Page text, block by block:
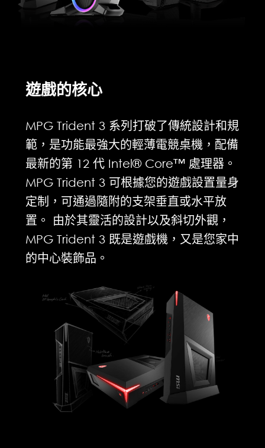
遊戲的核心
MPG Trident 3 系列打破了傳統設計和規
範，是功能最強大的輕薄電競桌機，配備
最新的第 12 代 Intel® Core™ 處理器。
MPG Trident 3 可根據您的遊戲設置量身
定制，可通過隨附的支架垂直或水平放
置。 由於其靈活的設計以及斜切外觀，
MPG Trident 3 既是遊戲機，又是您家中
的中心裝飾品。